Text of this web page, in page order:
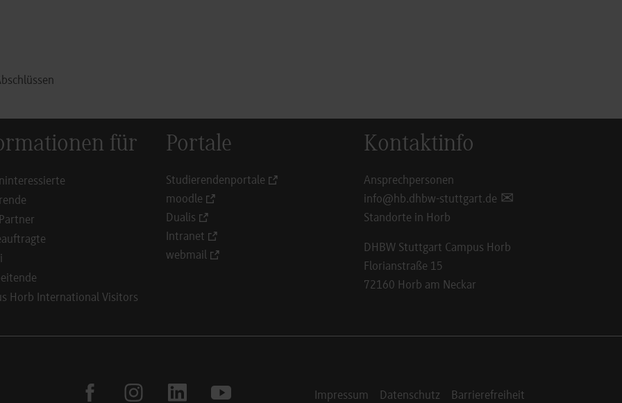
für
Horb International Visitors
Portale
Studierendenportale
moodle
Dualis
Intranet
webmail
Kontaktinfo
Ansprechpersonen
info@hb.dhbw-stuttgart.de
Standorte in Horb
DHBW Stuttgart Campus Horb
Florianstraße 15
72160 Horb am Neckar
facebook instagramlinkedin youtube Impressum Datenschutz Barrierefreiheit